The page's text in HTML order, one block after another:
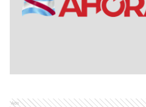
Ads